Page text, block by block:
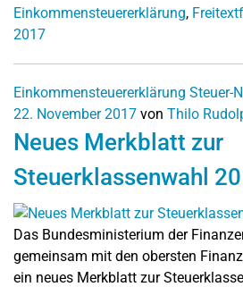
Einkommensteuererklärung,
2017
Einkommensteuererklärung Steuer-
22. November 2017 von Thilo
Neues Merkblatt zur
Steuerklassenwahl
Das Bundesministerium der
gemeinsam mit den obersten
ein neues Merkblatt zur